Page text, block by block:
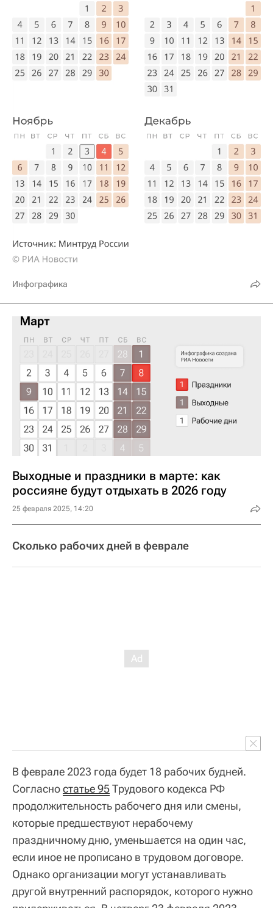
Инфографика
Выходные и праздники в марте: как
россияне будут отдыхать в 2026 году
25 февраля 2025, 14:20
Сколько рабочих дней в феврале
В феврале 2023 года будет 18 рабочих будней.
Согласностатье 95Трудового кодекса РФ
продолжительность рабочего дня или смены,
которые предшествуют нерабочему
праздничному дню, уменьшается на один час,
если иное не прописано в трудовом договоре.
Однако организации могут устанавливать
другой внутренний распорядок, которого нужно